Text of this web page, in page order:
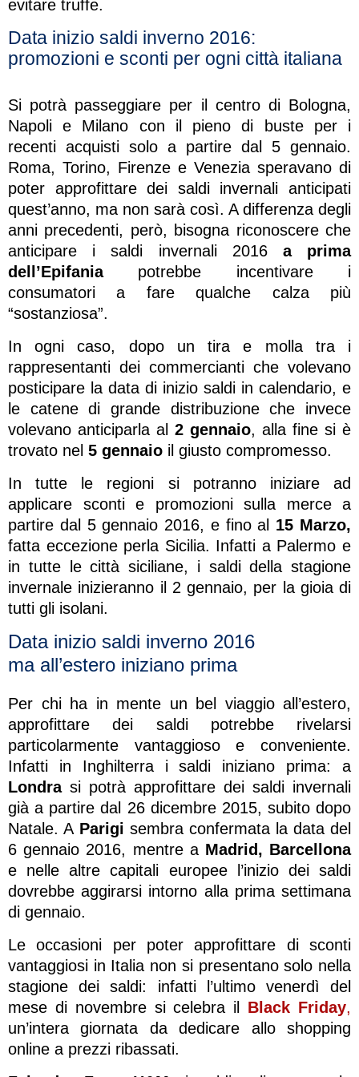
evitare truffe.
Data inizio saldi inverno 2016:
promozioni e sconti per ogni città italiana
Si potrà passeggiare per il centro di Bologna,
Napoli e Milano con il pieno di buste per i
recenti acquisti solo a partire dal 5 gennaio.
Roma, Torino, Firenze e Venezia speravano di
poter approfittare dei saldi invernali anticipati
quest’anno, ma non sarà così. A differenza degli
anni precedenti, però, bisogna riconoscere che
anticipare i saldi invernali 2016a prima
dell’Epifaniapotrebbe incentivare i
consumatori a fare qualche calza più
“sostanziosa”.
In ogni caso, dopo un tira e molla tra i
rappresentanti dei commercianti che volevano
posticipare la data di inizio saldi in calendario, e
le catene di grande distribuzione che invece
volevano anticiparla al 2 gennaio, alla fine si è
trovato nel 5 gennaio il giusto compromesso.
In tutte le regioni si potranno iniziare ad
applicare sconti e promozioni sulla merce a
partire dal 5 gennaio 2016, e fino al 15 Marzo,
fatta eccezione perla Sicilia. Infatti a Palermo e
in tutte le città siciliane, i saldi della stagione
invernale inizieranno il 2 gennaio, per la gioia di
tutti gli isolani.
Data inizio saldi inverno 2016
ma all’estero iniziano prima
Per chi ha in mente un bel viaggio all’estero,
approfittare dei saldi potrebbe rivelarsi
particolarmente vantaggioso e conveniente.
Infatti in Inghilterra i saldi iniziano prima: a
Londrasi potrà approfittare dei saldi invernali
già a partire dal 26 dicembre 2015, subito dopo
Natale. A Parigi sembra confermata la data del
6 gennaio 2016, mentre a Madrid, Barcellona
e nelle altre capitali europee l’inizio dei saldi
dovrebbe aggirarsi intorno alla prima settimana
di gennaio.
Le occasioni per poter approfittare di sconti
vantaggiosi in Italia non si presentano solo nella
stagione dei saldi: infatti l’ultimo venerdì del
mese di novembre si celebra il Black Friday,
un’intera giornata da dedicare allo shopping
online a prezzi ribassati.